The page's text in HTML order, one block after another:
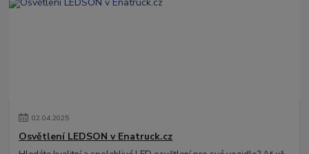
02.04.2025
Osvětlení LEDSON v Enatruck.cz